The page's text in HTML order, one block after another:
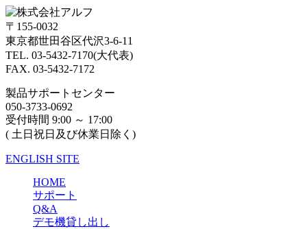
〒155-0032
東京都世田谷区代沢3-6-11
TEL. 03-5432-7170(大代表)
FAX. 03-5432-7172
製品サポートセンター
050-3733-0692
受付時間 9:00 ～ 17:00
( 土日祝日及び休業日除く)
ENGLISH SITE
HOME
サポート
Q&A
デモ機貸し出し